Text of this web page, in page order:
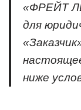
«ФРЕЙТ
для
ниже